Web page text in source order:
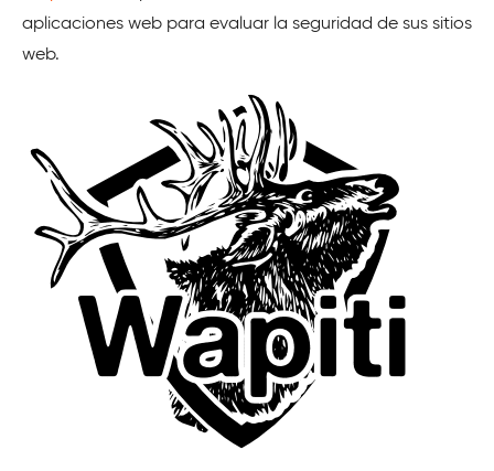
aplicaciones web para evaluar la seguridad de sus sitios
web.